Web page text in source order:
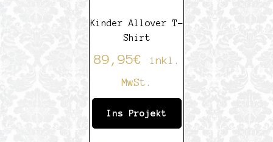
Kinder Allover T-
Shirt
89,95€
inkl.
MwSt.
Ins Projekt